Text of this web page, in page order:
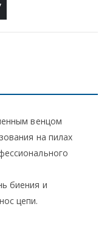
венцом
на пилах
биения и
цепи.